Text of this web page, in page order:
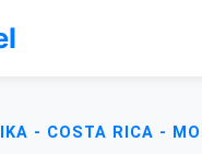
- COSTA RICA -